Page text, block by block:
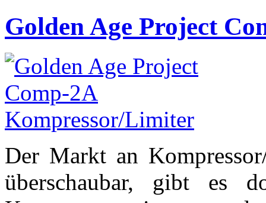
Golden Age Project
Der Markt an
überschaubar, gibt es